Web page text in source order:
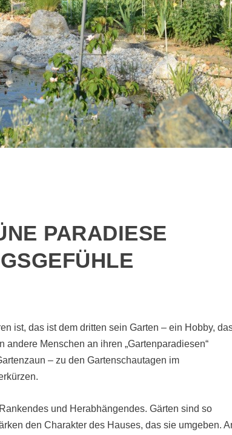
PARADIESE
ist, das ist dem dritten sein Garten – ein Hobby,
Menschen an ihren „Gartenparadiesen“
– zu den Gartenschautagen im
und Herabhängendes. Gärten sind so
den Charakter des Hauses, das sie umgeben.